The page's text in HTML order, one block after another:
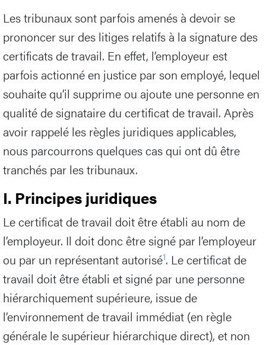
Les tribunaux sont parfois amenés à devoir se
prononcer sur des litiges relatifs à la signature des
certificats de travail. En effet, l’employeur est
parfois actionné en justice par son employé, lequel
souhaite qu’il supprime ou ajoute une personne en
qualité de signataire du certificat de travail. Après
avoir rappelé les règles juridiques applicables,
nous parcourrons quelques cas qui ont dû être
tranchés par les tribunaux.
I. Principes juridiques
Le certificat de travail doit être établi au nom de
l’employeur. Il doit donc être signé par l’employeur
ou par un représentant autorisé1. Le certificat de
travail doit être établi et signé par une personne
hiérarchiquement supérieure, issue de
l’environnement de travail immédiat (en règle
générale le supérieur hiérarchique direct), et non